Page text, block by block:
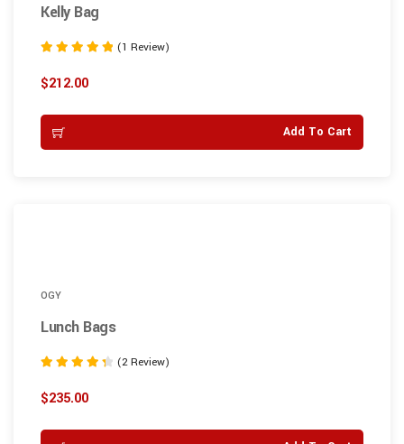
Kelly Bag
5.00
sur 5
(1 Review)
$212.00
Add To Cart
OGY
Lunch Bags
4.50
sur 5
(2 Review)
$235.00